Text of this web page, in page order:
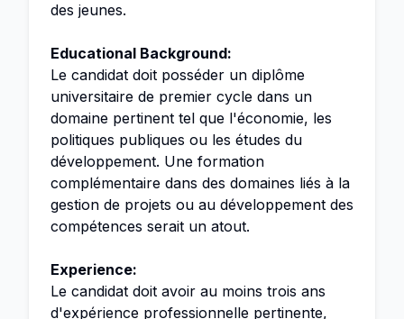
des jeunes.
Educational Background:
Le candidat doit posséder un diplôme
universitaire de premier cycle dans un
domaine pertinent tel que l'économie, les
politiques publiques ou les études du
développement. Une formation
complémentaire dans des domaines liés à la
gestion de projets ou au développement des
compétences serait un atout.
Experience:
Le candidat doit avoir au moins trois ans
d'expérience professionnelle pertinente,